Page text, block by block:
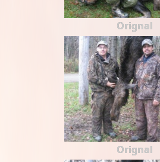
Orignal
Orignal